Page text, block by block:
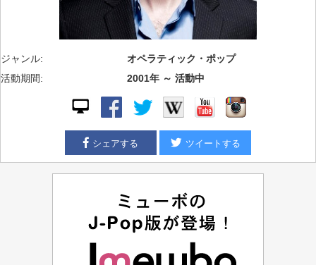
ジャンル:
オペラティック・ポップ
活動期間:
2001年 ～ 活動中
シェアする ツイートする